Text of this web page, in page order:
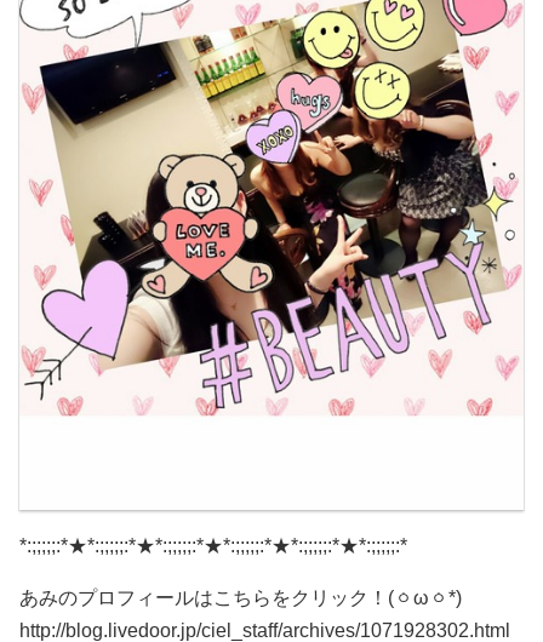
*:;;;;;:*★*:;;;;;:*★*:;;;;;:*★*:;;;;;:*★*:;;;;;:*★*:;;;;;:*
あみのプロフィールはこちらをクリック！(ㆁωㆁ*)
http://blog.livedoor.jp/ciel_staff/archives/1071928302.html